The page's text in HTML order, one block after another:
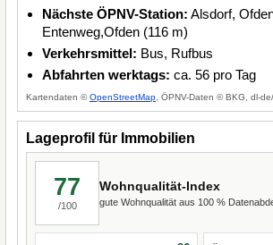
Nächste ÖPNV-Station: Alsdorf,
Entenweg,Ofden (116 m)
Verkehrsmittel: Bus, Rufbus
Abfahrten werktags: ca. 56 pro Tag
Kartendaten ©OpenStreetMap , ÖPNV-Daten © BKG, dl-
Lageprofil für Immobilien
77
/100
Wohnqualität-Index
gute Wohnqualität aus 100 %